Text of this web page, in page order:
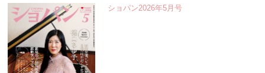
ショパン2026年5月号